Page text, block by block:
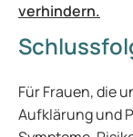
verhindern.
Für Frauen, die
Aufklärung und